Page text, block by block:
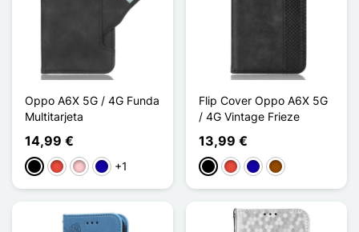
Oppo A6X 5G / 4G Funda
Multitarjeta
14,99 €
NegroRojoRosaAzul oscuro
+1
Flip Cover Oppo A6X 5G
/ 4G Vintage Frieze
13,99 €
NegroRojoAzul oscuro
Marrón